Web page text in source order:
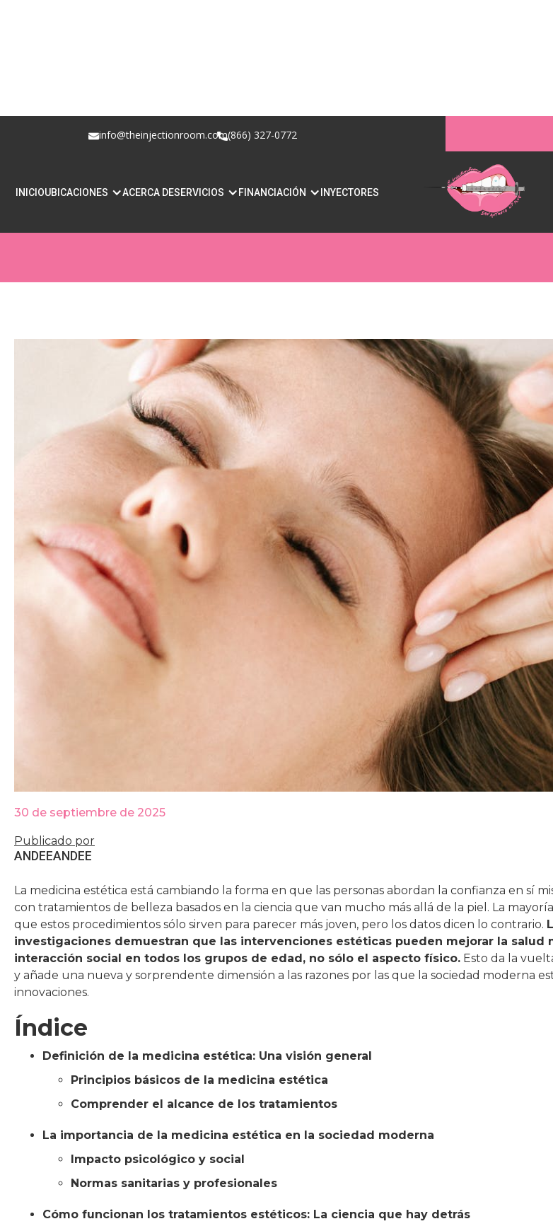
info@theinjectionroom.com(866) 327-0772
INICIOUBICACIONES ACERCA DESERVICIOS FINANCIACIÓN INYECTORES
¿QUÉ ES LA MEDICINA ESTÉTICA?
30 de septiembre de 2025
Publicado por
ANDEEANDEE
La medicina estética está cambiando la forma en que las personas abordan la confianza en sí
con tratamientos de belleza basados en la ciencia que van mucho más allá de la piel. La
que estos procedimientos sólo sirven para parecer más joven, pero los datos dicen lo contrario.
investigaciones demuestran que las intervenciones estéticas pueden mejorar la salud
interacción social en todos los grupos de edad, no sólo el aspecto físico. Esto da la
y añade una nueva y sorprendente dimensión a las razones por las que la sociedad moderna
innovaciones.
Índice
Definición de la medicina estética: Una visión general
Principios básicos de la medicina estética
Comprender el alcance de los tratamientos
La importancia de la medicina estética en la sociedad moderna
Impacto psicológico y social
Normas sanitarias y profesionales
Cómo funcionan los tratamientos estéticos: La ciencia que hay detrás